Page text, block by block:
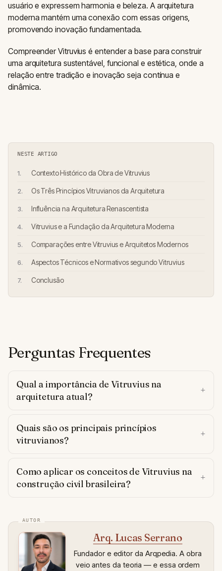
usuário e expressem harmonia e beleza. A arquitetura
moderna mantém uma conexão com essas origens,
promovendo inovação fundamentada.
Compreender Vitruvius é entender a base para construir
uma arquitetura sustentável, funcional e estética, onde a
relação entre tradição e inovação seja contínua e
dinâmica.
NESTE ARTIGO
Contexto Histórico da Obra de Vitruvius
Os Três Princípios Vitruvianos da Arquitetura
Influência na Arquitetura Renascentista
Vitruvius e a Fundação da Arquitetura Moderna
Comparações entre Vitruvius e Arquitetos Modernos
Aspectos Técnicos e Normativos segundo Vitruvius
Conclusão
Perguntas Frequentes
Qual a importância de Vitruvius na
arquitetura atual?
Quais são os principais princípios
vitruvianos?
Como aplicar os conceitos de Vitruvius na
construção civil brasileira?
Arq. Lucas Serrano
Fundador e editor da Arqpedia. A obra
veio antes da teoria — e essa ordem